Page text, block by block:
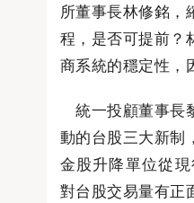
所董事長林修銘，
程，是否可提前？
商系統的穩定性，
統一投顧董事長
動的台股三大新制
金股升降單位從
對台股交易量有正